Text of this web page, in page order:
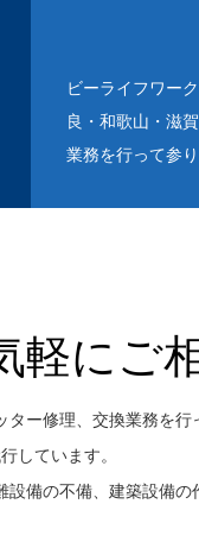
ビーライフワー
良・和歌山・滋
業務を行って参
にご
ー修理、交換業務を行
しています。
備の不備、建築設備の